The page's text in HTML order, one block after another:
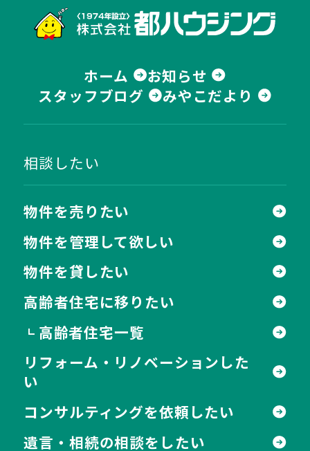
ホーム
お知らせ
スタッフブログ
みやこだより
相談したい
物件を売りたい
物件を管理して欲しい
物件を貸したい
高齢者住宅に移りたい
┗ 高齢者住宅一覧
リフォーム・リノベーションした
い
コンサルティングを依頼したい
遺言・相続の相談をしたい